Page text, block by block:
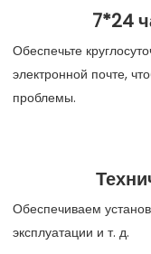
7*24
Обеспечьте
электронной почте,
проблемы.
Обеспечиваем
эксплуатации и т. д.